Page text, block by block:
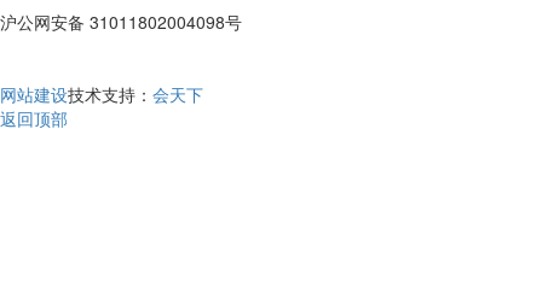
沪公网安备 31011802004098号
网站建设技术支持： 会天下
返回顶部